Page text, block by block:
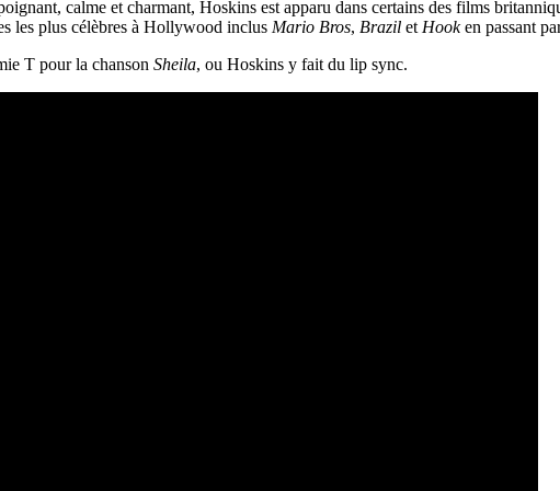
calme et charmant, Hoskins est apparu dans certains des films
les plus célèbres à Hollywood inclus Mario Bros, Brazil et Hooken passant
T pour la chanson Sheila, ou Hoskins y fait du lip sync.